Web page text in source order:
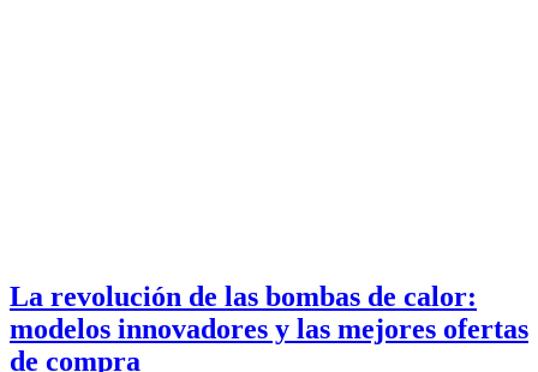
La revolución de las bombas de calor:
modelos innovadores y las mejores ofertas
de compra